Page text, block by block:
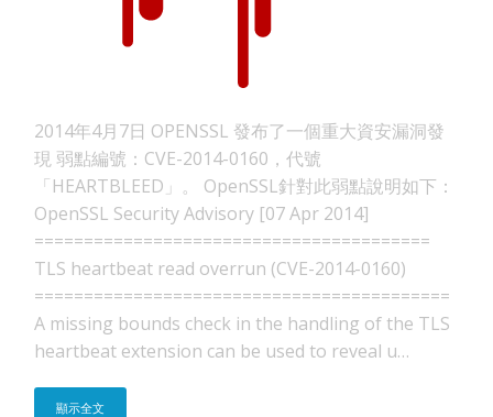
2014年4月7日 OPENSSL 發布了一個重大資安漏洞發
現 弱點編號：CVE-2014-0160，代號
「HEARTBLEED」。 OpenSSL針對此弱點說明如下：
OpenSSL Security Advisory [07 Apr 2014]
========================================
TLS heartbeat read overrun (CVE-2014-0160)
==========================================
A missing bounds check in the handling of the TLS
heartbeat extension can be used to reveal u…
顯示全文